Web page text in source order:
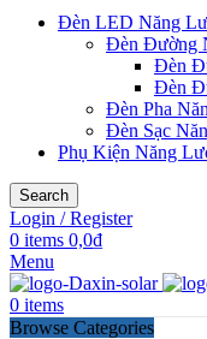
Đèn LED Năng
Đèn Đường
Đèn
Đèn
Đèn Pha
Đèn Sạc
Phụ Kiện Năng
Search
Login / Register
0 items 0,0₫
Menu
0 items
Browse Categories